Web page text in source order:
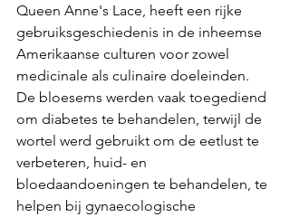
Queen Anne's Lace, heeft een rijke
gebruiksgeschiedenis in de inheemse
Amerikaanse culturen voor zowel
medicinale als culinaire doeleinden.
De bloesems werden vaak toegediend
om diabetes te behandelen, terwijl de
wortel werd gebruikt om de eetlust te
verbeteren, huid- en
bloedaandoeningen te behandelen, te
helpen bij gynaecologische